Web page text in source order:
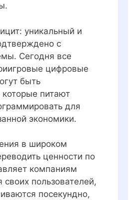
уникальный и
с
Сегодня все
цифровые
быть
питают
для
экономики.
в широком
ценности по
компаниям
пользователей,
посекундно,